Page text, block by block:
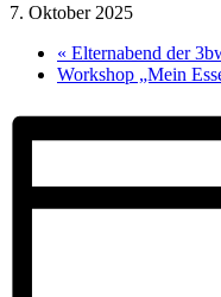
7. Oktober 2025
« Elternabend der
Workshop „Mein